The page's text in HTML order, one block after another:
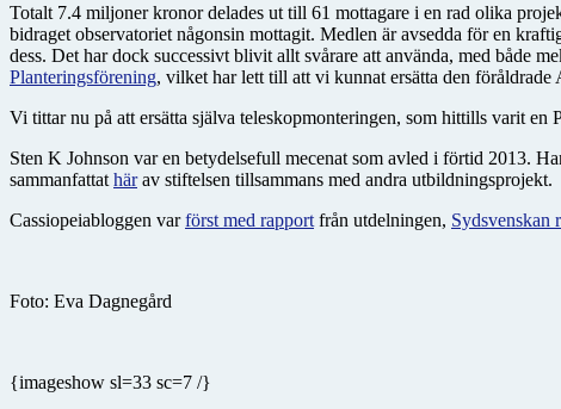
Totalt 7.4 miljoner kronor delades ut till 61 mottagare i en rad olika
bidraget observatoriet någonsin mottagit. Medlen är avsedda för en
dess. Det har dock successivt blivit allt svårare att använda, med både
Planteringsförening, vilket har lett till att vi kunnat ersätta den
Vi tittar nu på att ersätta själva teleskopmonteringen, som hittills varit en
Sten K Johnson var en betydelsefull mecenat som avled i förtid 2013.
sammanfattat härav stiftelsen tillsammans med andra utbildningsprojekt.
Cassiopeiabloggen varförst med rapport från utdelningen, Sydsvenskan
Foto: Eva Dagnegård
{imageshow sl=33 sc=7 /}